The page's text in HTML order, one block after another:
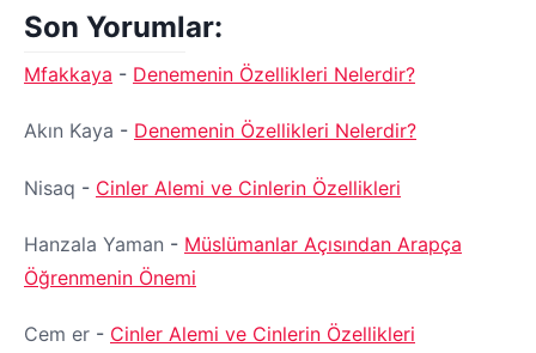
Son Yorumlar:
Mfakkaya - Denemenin Özellikleri Nelerdir?
Akın Kaya - Denemenin Özellikleri Nelerdir?
Nisaq - Cinler Alemi ve Cinlerin Özellikleri
Hanzala Yaman - Müslümanlar Açısından Arapça
Öğrenmenin Önemi
Cem er - Cinler Alemi ve Cinlerin Özellikleri